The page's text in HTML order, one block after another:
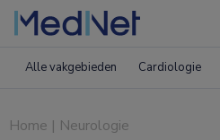
Alle vakgebieden Cardiologie
Home | Neurologie